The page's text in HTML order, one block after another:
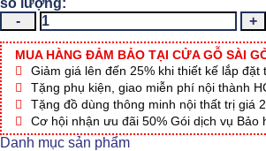
Cửa
gỗ
chống
cháy
GCC-
P1R4A
số
lượng
MUA HÀNG ĐẢM BẢO TẠI CỬA GỖ SÀI
Giảm giá lên đến 25% khi thiết kế lắp đặt
Tặng phụ kiện, giao miễn phí nội thành
Tặng đồ dùng thông minh nội thất trị giá
Cơ hội nhận ưu đãi 50% Gói dịch vụ Bảo
Danh mục sản phẩm